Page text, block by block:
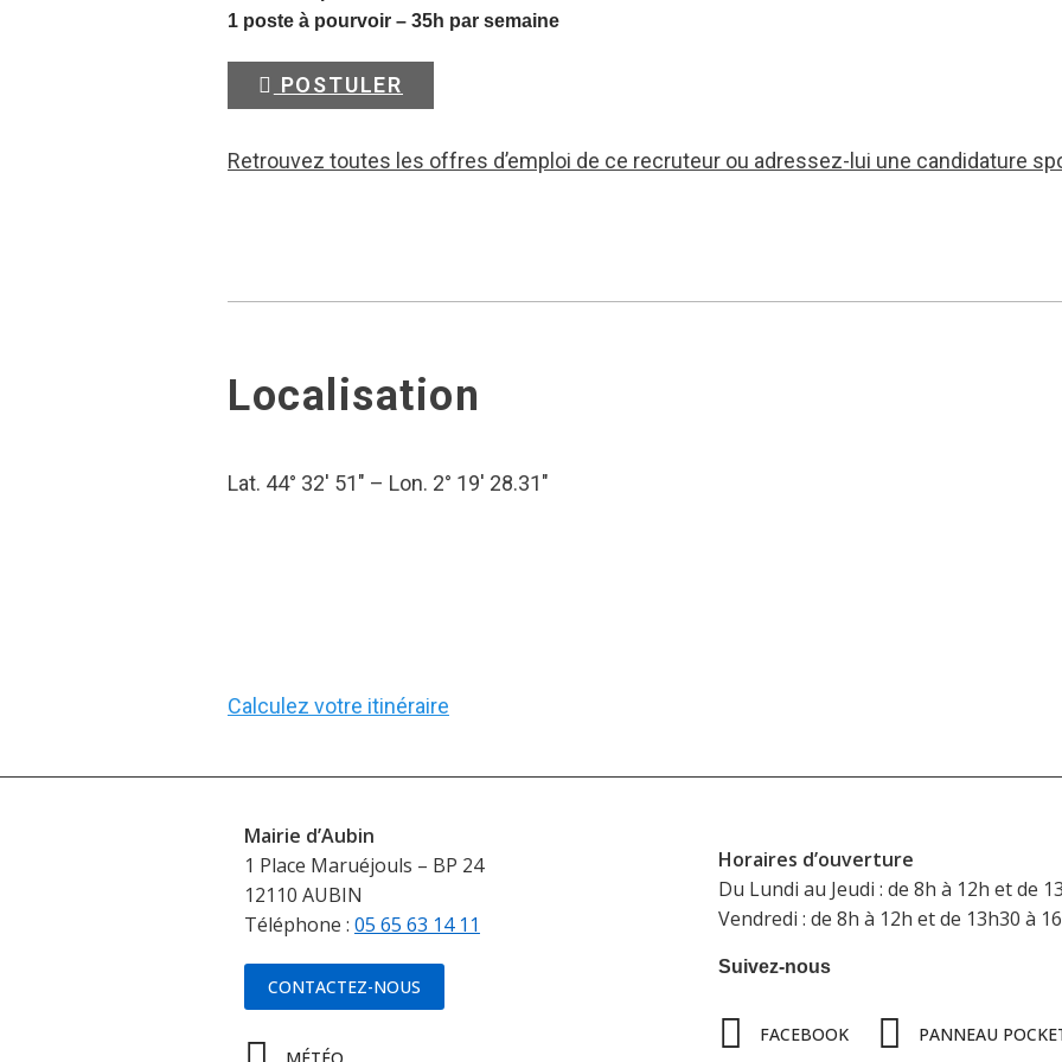
1 poste à pourvoir – 35h par semaine
POSTULER
Retrouvez toutes les offres d’emploi de ce recruteur ou adressez-lui une candidature
Localisation
Lat. 44° 32′ 51″ – Lon. 2° 19′ 28.31″
Calculez votre itinéraire
Mairie d’Aubin
1 Place Maruéjouls – BP 24
12110 AUBIN
Téléphone : 05 65 63 14 11
CONTACTEZ-NOUS
Horaires d’ouverture
Du Lundi au Jeudi : de 8h à 12h et de
Vendredi : de 8h à 12h et de 13h30 à
Suivez-nous
FACEBOOK PANNEAU